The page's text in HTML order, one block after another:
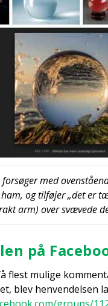
med
og til­fø­jer „det er
arm) over svæ­ve­de
på
flest muli­ge
blev hen­ven­del­sen